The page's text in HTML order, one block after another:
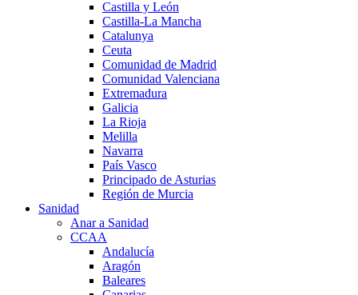
Castilla y León
Castilla-La Mancha
Catalunya
Ceuta
Comunidad de Madrid
Comunidad Valenciana
Extremadura
Galicia
La Rioja
Melilla
Navarra
País Vasco
Principado de Asturias
Región de Murcia
Sanidad
Anar a Sanidad
CCAA
Andalucía
Aragón
Baleares